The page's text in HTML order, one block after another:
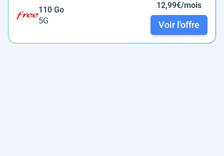
110 Go
5G
12,99€/mois
Voir l'offre